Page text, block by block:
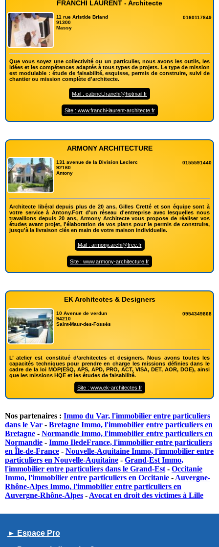
FRANCHI LAURENT - Architecte
11 rue Aristide Briand
91300
Massy
0160117849
Que vous soyez une collectivité ou un particulier, nous avons les outils, les
idées et les compétences adaptés à tous types de projets. Le type de mission
est modulable : étude de faisabilité, esquisse, permis de construire, suivi de
chantier ou mission complète d'architecte.
Mail : cabinet.franchi@hotmail.fr
Site : www.franchi-laurent-architecte.fr
ARMONY ARCHITECTURE
131 avenue de la Division Leclerc
92160
Antony
0155591440
Architecte libéral depuis plus de 20 ans, Gilles Cretté et son équipe sont à
votre service à Antony.Fort d'un réseau d'entreprise avec lesquelles nous
travaillons depuis 20 ans, Armony Architecte vous propose de réaliser vos
études avant projet, l'élaboration de vos plans pour le permis de construire,
jusqu'à la livraison clés en main de votre maison individuelle.
Mail : armony.archi@free.fr
Site : www.armony-architecture.fr
EK Architectes & Designers
10 Avenue de verdun
94210
Saint-Maur-des-Fossés
0954349868
L’ atelier est constitué d’architectes et designers. Nous avons toutes les
capacités techniques pour prendre en charge les missions définies dans le
cadre de la loi MOP(ESQ, APS, APD, PRO, ACT, VISA, DET, AOR, DOE), ainsi
que les missions HQE et les études de faisabilité.
Site : www.ek-architectes.fr
Nos partenaires : Immo du Var, l'immobilier entre particuliers
dans le Var - Bretagne Immo, l'immobilier entre particuliers en
Bretagne - Normandie Immo, l'immobilier entre particuliers en
Normandie - Immo IledeFrance, l'immobilier entre particuliers
en Île-de-France - Nouvelle-Aquitaine Immo, l'immobilier entre
particuliers en Nouvelle-Aquitaine - Grand-Est Immo,
l'immobilier entre particuliers dans le Grand-Est - Occitanie
Immo, l'immobilier entre particuliers en Occitanie - Auvergne-
Rhône-Alpes Immo, l'immobilier entre particuliers en
Auvergne-Rhône-Alpes - Avocat en droit des victimes à Lille
► Espace Pro